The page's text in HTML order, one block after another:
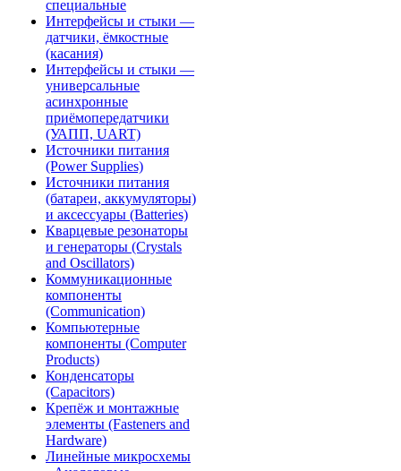
специальные
Интерфейсы и стыки —
датчики, ёмкостные
(касания)
Интерфейсы и стыки —
универсальные
асинхронные
приёмопередатчики
(УАПП, UART)
Источники питания
(Power Supplies)
Источники питания
(батареи, аккумуляторы)
и аксессуары (Batteries)
Кварцевые резонаторы
и генераторы (Crystals
and Oscillators)
Коммуникационные
компоненты
(Communication)
Компьютерные
компоненты (Computer
Products)
Конденсаторы
(Capacitors)
Крепёж и монтажные
элементы (Fasteners and
Hardware)
Линейные микросхемы